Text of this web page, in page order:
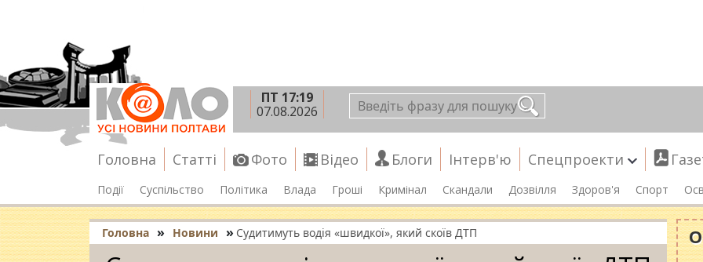
ПТ 17:19
07.08.2026
Головна Статті Фото Відео Блоги Інтерв'ю Спецпроекти
Події Суспільство Політика Влада Гроші Кримінал Скандали Дозвілля Здоров'я Спорт
Головна » Новини » Судитимуть водія «швидкої», який скоїв ДТП